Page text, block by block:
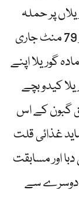
پر حملہ
کردیا۔اس طرح دو جھڑپیں ہوئیں جو 52 اور 79 منٹ جاری
گوریلا اپنے
کیدو بچے
گبون کے اس
غذائی قلت
اور مسابقت
دوسرے سے